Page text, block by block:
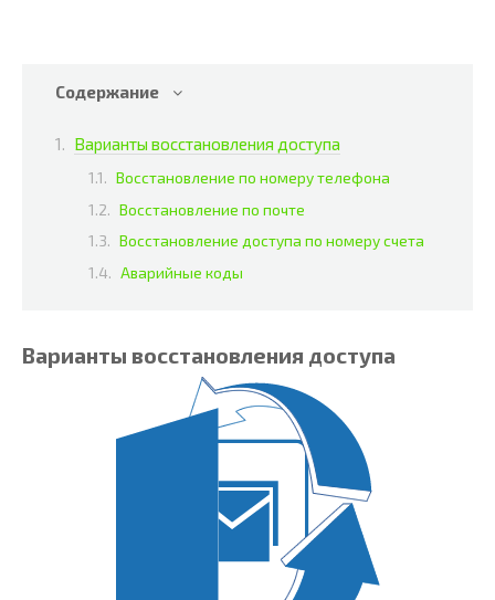
Содержание
Варианты восстановления доступа
Восстановление по номеру телефона
Восстановление по почте
Восстановление доступа по номеру счета
Аварийные коды
Варианты восстановления доступа